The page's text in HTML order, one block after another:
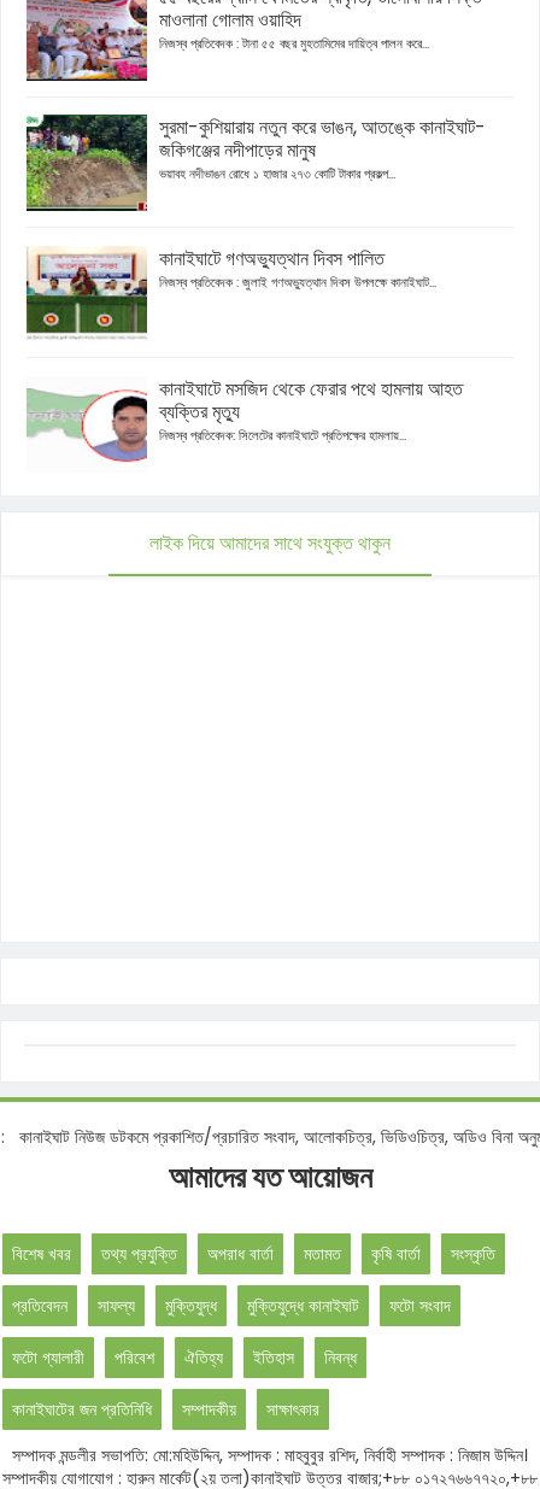
মাওলানা গোলাম ওয়াহিদ
নিজস্ব প্রতিবেদক : টানা ৫৫ বছর মুহতামিমের দায়িত্ব পালন করে...
সুরমা-কুশিয়ারায় নতুন করে ভাঙন, আতঙ্কে কানাইঘাট-
জকিগঞ্জের নদীপাড়ের মানুষ
ভয়াবহ নদীভাঙন রোধে ১ হাজার ২৭৩ কোটি টাকার প্রকল্প...
কানাইঘাটে গণঅভ্যুত্থান দিবস পালিত
নিজস্ব প্রতিবেদক : জুলাই গণঅভ্যুত্থান দিবস উপলক্ষে কানাইঘাট...
কানাইঘাটে মসজিদ থেকে ফেরার পথে হামলায় আহত
ব্যক্তির মৃত্যু
নিজস্ব প্রতিবেদক: সিলেটের কানাইঘাটে প্রতিপক্ষের হামলায়...
লাইক দিয়ে আমাদের সাথে সংযুক্ত থাকুন
:কানাইঘাট নিউজ ডটকমে প্রকাশিত/প্রচারিত সংবাদ, আলোকচিত্র, ভিডিওচিত্র, অডিও
আমাদের যত আয়োজন
বিশেষ খবর তথ্য প্রযুক্তি অপরাধ বার্তা মতামত কৃষি বার্তা সংস্কৃতি
প্রতিবেদন সাফল্য মুক্তিযুদ্ধ মুক্তিযুদ্ধে কানাইঘাট ফটো সংবাদ
ফটো গ্যালারী পরিবেশ ঐতিহ্য ইতিহাস নিবন্ধ
কানাইঘাটের জন প্রতিনিধি সম্পাদকীয়
সাক্ষাৎকার
সম্পাদক মন্ডলীর সভাপতি: মো:মহিউদ্দিন, সম্পাদক : মাহবুবুর রশিদ, নির্বাহী সম্পাদক : নিজাম উদ্দিন।
সম্পাদকীয় যোগাযোগ : হারুন মার্কেট(২য় তলা)কানাইঘাট উত্তর বাজার;+৮৮ ০১৭২৭৬৬৭৭২০,+৮৮